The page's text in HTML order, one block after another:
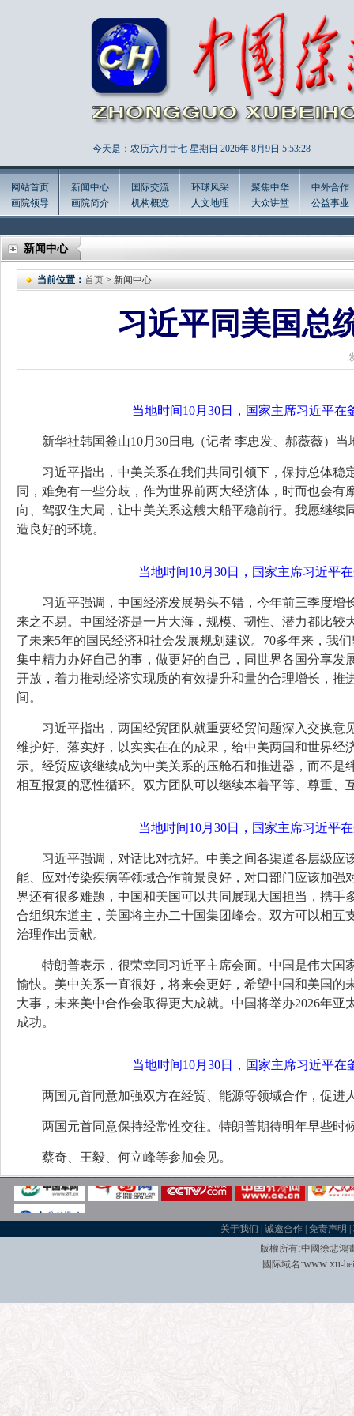
今天是：农历六月廿七 星期日 2026年 8月9日 5:53:29
网站首页
画院领导
新闻中心
画院简介
国际交流
机构概览
环球风采
人文地理
聚焦中华
大众讲堂
中外合作
公益事业
新闻中心
当前位置： 首页 > 新闻中心
习近平同美国总
当地时间10月30日，国家主席习近平
新华社韩国釜山10月30日电（记者 李忠发、郝薇薇）
习近平指出，中美关系在我们共同引领下，保持总体
同，难免有一些分歧，作为世界前两大经济体，时而也会
向、驾驭住大局，让中美关系这艘大船平稳前行。我愿继
造良好的环境。
当地时间10月30日，国家主席习近平
习近平强调，中国经济发展势头不错，今年前三季度增
来之不易。中国经济是一片大海，规模、韧性、潜力都比
了未来5年的国民经济和社会发展规划建议。70多年来，我
集中精力办好自己的事，做更好的自己，同世界各国分享
开放，着力推动经济实现质的有效提升和量的合理增长，
间。
习近平指出，两国经贸团队就重要经贸问题深入交换
维护好、落实好，以实实在在的成果，给中美两国和世界
示。经贸应该继续成为中美关系的压舱石和推进器，而不
相互报复的恶性循环。双方团队可以继续本着平等、尊重
当地时间10月30日，国家主席习近平
习近平强调，对话比对抗好。中美之间各渠道各层级
能、应对传染疾病等领域合作前景良好，对口部门应该加
界还有很多难题，中国和美国可以共同展现大国担当，携
合组织东道主，美国将主办二十国集团峰会。双方可以相
治理作出贡献。
特朗普表示，很荣幸同习近平主席会面。中国是伟大
愉快。美中关系一直很好，将来会更好，希望中国和美国
大事，未来美中合作会取得更大成就。中国将举办2026年
成功。
当地时间10月30日，国家主席习近平
两国元首同意加强双方在经贸、能源等领域合作，促进
两国元首同意保持经常性交往。特朗普期待明年早些时
蔡奇、王毅、何立峰等参加会见。
关于我们 |诚邀合作 |免责声明 |
版權所有:中國徐悲鴻
國际域名 :www.xu-